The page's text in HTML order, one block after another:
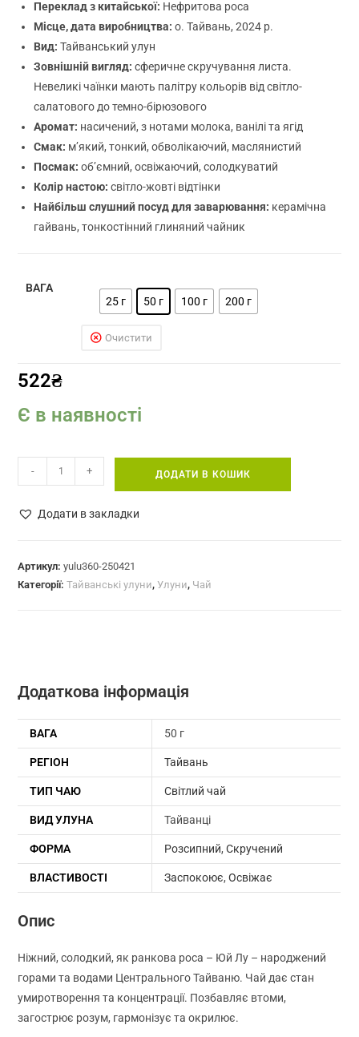
покупців
Переклад з китайської: Нефритова роса
Місце, дата виробництва:о. Тайвань, 2024 р.
Вид:Тайванський улун
Зовнішній вигляд:сферичне скручування листа.
Невеликі чаїнки мають палітру кольорів від світло-
салатового до темно-бірюзового
Аромат: насичений, з нотами молока, ванілі та ягід
Смак: м’який, тонкий, обволікаючий, маслянистий
Посмак: об’ємний, освіжаючий, солодкуватий
Колір настою: світло-жовті відтінки
Найбільш слушний посуд для заварювання: керамічна
гайвань, тонкостінний глиняний чайник
ВАГА
25 г
50 г 100 г 200 г
Очистити
522₴
Є в наявності
Лу
Улун
тайванський
чай
- + ДОДАТИ В КОШИК
Додати в закладки
Артикул:yulu360-250421
Категорії:Тайванські улуни, Улуни, Чай
Додаткова інформація
ВАГА 50 г
РЕГІОН Тайвань
ТИП ЧАЮ Світлий чай
ВИД УЛУНА Тайванці
ФОРМА Розсипний,Скручений
ВЛАСТИВОСТІ Заспокоює,Освіжає
Опис
Ніжний, солодкий, як ранкова роса – Юй Лу – народжений
горами та водами Центрального Тайваню. Чай дає стан
умиротворення та концентрації. Позбавляє втоми,
загострює розум, гармонізує та окрилює.